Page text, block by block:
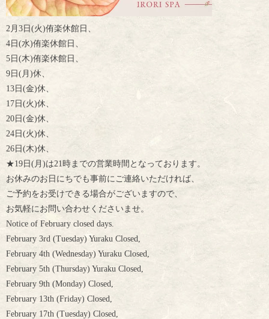
2月3日(火)侑楽休館日、
4日(水)侑楽休館日、
5日(木)侑楽休館日、
9日(月)休、
13日(金)休、
17日(火)休、
20日(金)休、
24日(火)休、
26日(木)休、
★19日(月)は21時までの営業時間となっております。
お休みのお日にちでも事前にご連絡いただければ、
ご予約をお受けできる場合がございますので、
お気軽にお問い合わせくださいませ。
Notice of February closed days.
February 3rd (Tuesday) Yuraku Closed,
February 4th (Wednesday) Yuraku Closed,
February 5th (Thursday) Yuraku Closed,
February 9th (Monday) Closed,
February 13th (Friday) Closed,
February 17th (Tuesday) Closed,